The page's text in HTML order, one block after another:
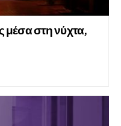
μέσα στη νύχτα,